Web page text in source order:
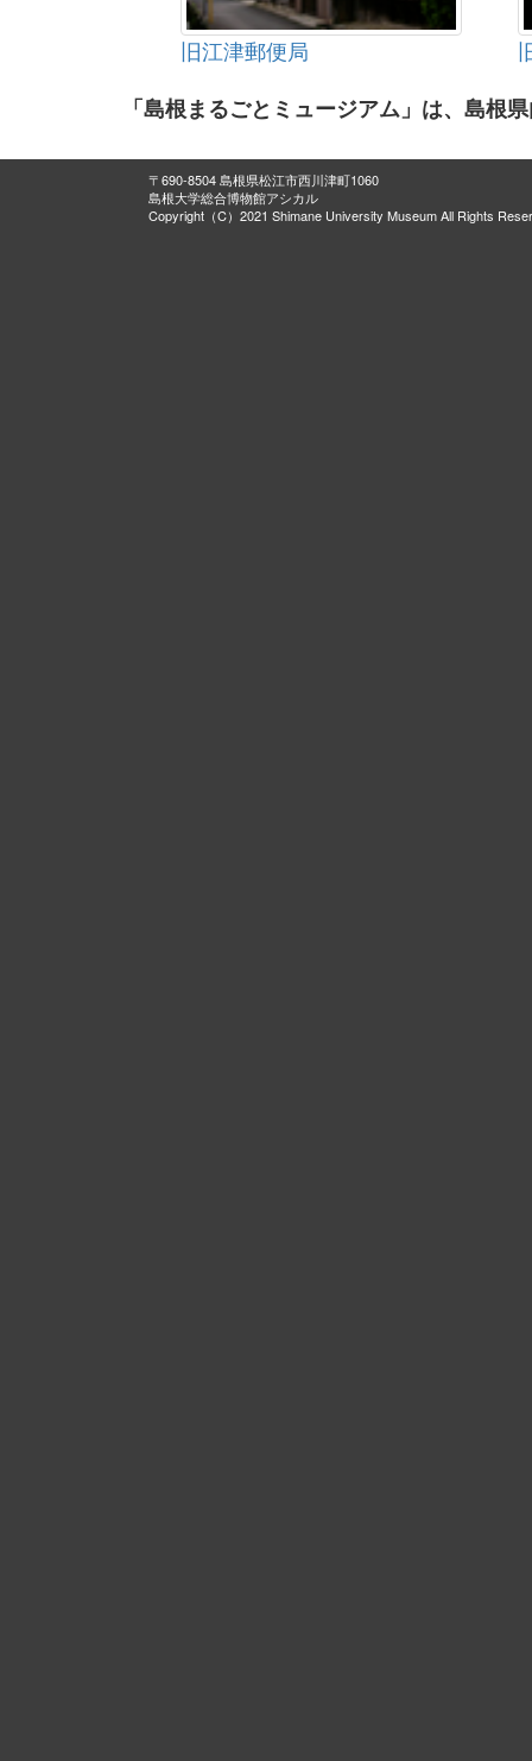
旧江津郵便局
「島根まるごとミュージアム」は、島根
〒690-8504 島根県松江市西川津町1060
島根大学総合博物館アシカル
Copyright（C）2021 Shimane University Museum All Rights